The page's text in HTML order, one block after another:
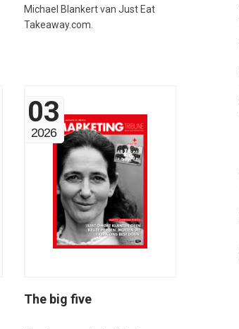
Michael Blankert van Just Eat
Takeaway.com.
03
2026
The big five